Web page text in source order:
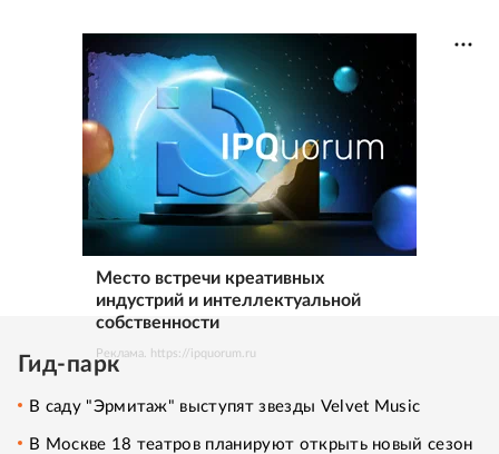
Место встречи креативных
индустрий и интеллектуальной
собственности
Реклама. https://ipquorum.ru
Гид-парк
В саду "Эрмитаж" выступят звезды Velvet Music
В Москве 18 театров планируют открыть новый сезон